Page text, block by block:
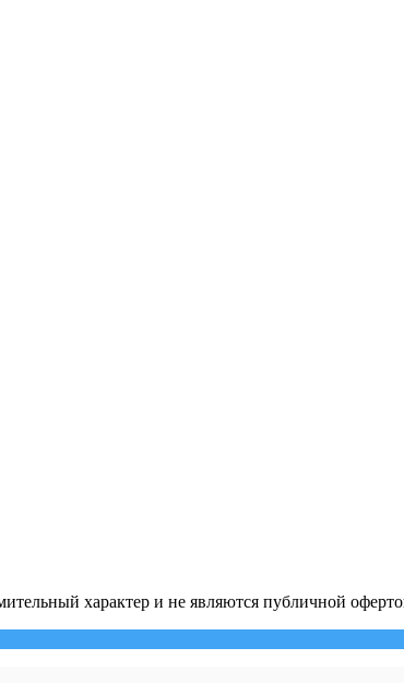
характер и не являются публичной